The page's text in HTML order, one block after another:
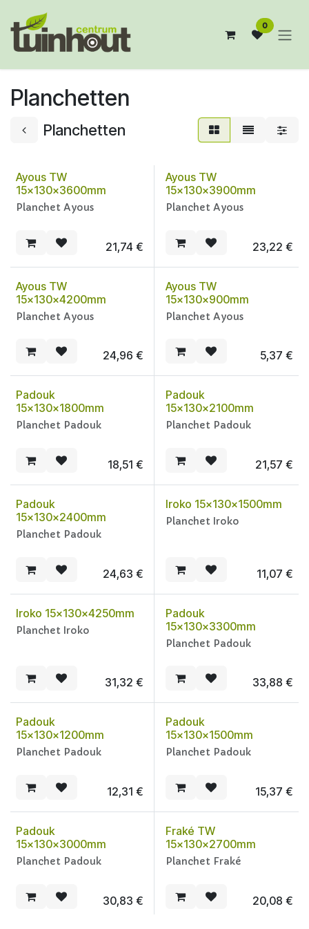
0
Planchetten
Planchetten
Ayous TW
15x130x3600mm
Planchet Ayous
21,74 €
Ayous TW
15x130x3900mm
Planchet Ayous
23,22 €
Ayous TW
15x130x4200mm
Planchet Ayous
24,96 €
Ayous TW
15x130x900mm
Planchet Ayous
5,37 €
Padouk
15x130x1800mm
Planchet Padouk
18,51 €
Padouk
15x130x2100mm
Planchet Padouk
21,57 €
Padouk
15x130x2400mm
Planchet Padouk
24,63 €
Iroko 15x130x1500mm
Planchet Iroko
11,07 €
Iroko 15x130x4250mm
Planchet Iroko
31,32 €
Padouk
15x130x3300mm
Planchet Padouk
33,88 €
Padouk
15x130x1200mm
Planchet Padouk
12,31 €
Padouk
15x130x1500mm
Planchet Padouk
15,37 €
Padouk
15x130x3000mm
Planchet Padouk
30,83 €
Fraké TW
15x130x2700mm
Planchet Fraké
20,08 €